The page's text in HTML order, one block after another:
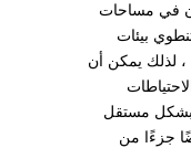
في مساحات
بيئات
، لذلك يمكن أن
بشكل مستقل
جزءًا من